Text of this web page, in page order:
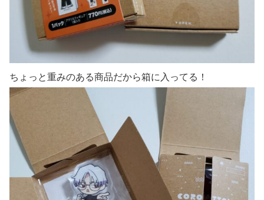
ちょっと重みのある商品だから箱に入ってる！